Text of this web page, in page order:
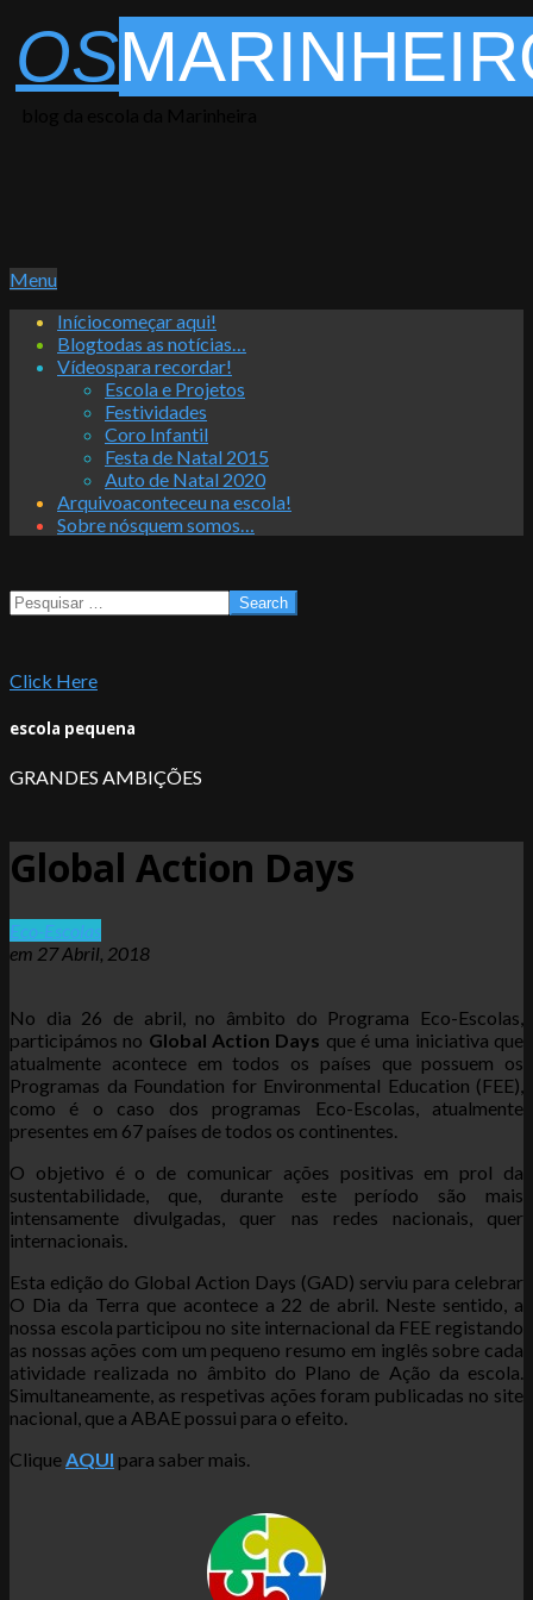
to
content
OS
Primary
Menu
Menu
Iníciocomeçar aqui!
Blogtodas as notícias…
Vídeospara recordar!
Escola e Projetos
Festividades
Coro Infantil
Festa de Natal 2015
Auto de Natal 2020
Arquivoaconteceu na escola!
Sobre nósquem somos…
Search
Click Here
escola pequena
GRANDES AMBIÇÕES
Global Action Days
Eco-Escolas
em 27 Abril, 2018
No dia 26 de abril, no âmbito do Programa Eco-Escolas,
participámos no Global Action Days que é uma iniciativa que
atualmente acontece em todos os países que possuem os
Programas da Foundation for Environmental Education (FEE),
como é o caso dos programas Eco-Escolas, atualmente
presentes em 67 países de todos os continentes.
O objetivo é o de comunicar ações positivas em prol da
sustentabilidade, que, durante este período são mais
intensamente divulgadas, quer nas redes nacionais, quer
internacionais.
Esta edição do Global Action Days (GAD) serviu para celebrar
O Dia da Terra que acontece a 22 de abril. Neste sentido, a
nossa escola participou no site internacional da FEE registando
as nossas ações com um pequeno resumo em inglês sobre cada
atividade realizada no âmbito do Plano de Ação da escola.
Simultaneamente, as respetivas ações foram publicadas no site
nacional, que a ABAE possui para o efeito.
Clique AQUI para saber mais.